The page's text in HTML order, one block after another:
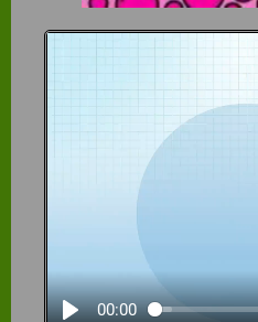
00:00